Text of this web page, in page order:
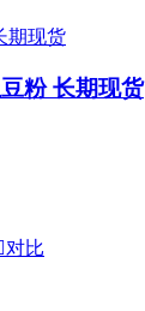
粉 长期现货
对比